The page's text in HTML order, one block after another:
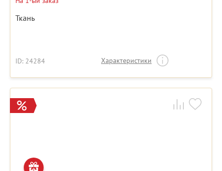
Ткань
ID: 24284 Характеристики